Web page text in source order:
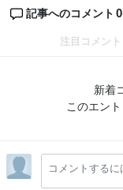
記事へのコメント 0
注目コメント
新着
このエン
コメントする